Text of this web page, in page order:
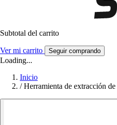
Subtotal del carrito
Ver mi carrito Seguir comprando
Loading...
Inicio
/ Herramienta de extracción